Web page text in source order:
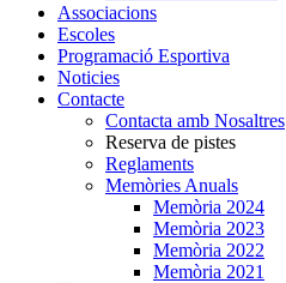
Associacions
Escoles
Programació Esportiva
Noticies
Contacte
Contacta amb Nosaltres
Reserva de pistes
Reglaments
Memòries Anuals
Memòria 2024
Memòria 2023
Memòria 2022
Memòria 2021